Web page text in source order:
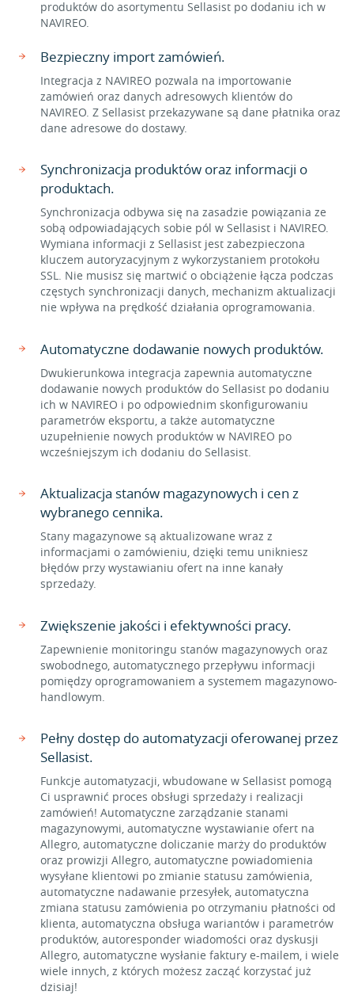
produktów do asortymentu Sellasist po dodaniu ich w
NAVIREO.
Bezpieczny import zamówień.
Integracja z NAVIREO pozwala na importowanie
zamówień oraz danych adresowych klientów do
NAVIREO. Z Sellasist przekazywane są dane płatnika oraz
dane adresowe do dostawy.
Synchronizacja produktów oraz informacji o
produktach.
Synchronizacja odbywa się na zasadzie powiązania ze
sobą odpowiadających sobie pól w Sellasist i NAVIREO.
Wymiana informacji z Sellasist jest zabezpieczona
kluczem autoryzacyjnym z wykorzystaniem protokołu
SSL. Nie musisz się martwić o obciążenie łącza podczas
częstych synchronizacji danych, mechanizm aktualizacji
nie wpływa na prędkość działania oprogramowania.
Automatyczne dodawanie nowych produktów.
Dwukierunkowa integracja zapewnia automatyczne
dodawanie nowych produktów do Sellasist po dodaniu
ich w NAVIREO i po odpowiednim skonfigurowaniu
parametrów eksportu, a także automatyczne
uzupełnienie nowych produktów w NAVIREO po
wcześniejszym ich dodaniu do Sellasist.
Aktualizacja stanów magazynowych i cen z
wybranego cennika.
Stany magazynowe są aktualizowane wraz z
informacjami o zamówieniu, dzięki temu unikniesz
błędów przy wystawianiu ofert na inne kanały
sprzedaży.
Zwiększenie jakości i efektywności pracy.
Zapewnienie monitoringu stanów magazynowych oraz
swobodnego, automatycznego przepływu informacji
pomiędzy oprogramowaniem a systemem magazynowo-
handlowym.
Pełny dostęp do automatyzacji oferowanej przez
Sellasist.
Funkcje automatyzacji, wbudowane w Sellasist pomogą
Ci usprawnić proces obsługi sprzedaży i realizacji
zamówień! Automatyczne zarządzanie stanami
magazynowymi, automatyczne wystawianie ofert na
Allegro, automatyczne doliczanie marży do produktów
oraz prowizji Allegro, automatyczne powiadomienia
wysyłane klientowi po zmianie statusu zamówienia,
automatyczne nadawanie przesyłek, automatyczna
zmiana statusu zamówienia po otrzymaniu płatności od
klienta, automatyczna obsługa wariantów i parametrów
produktów, autoresponder wiadomości oraz dyskusji
Allegro, automatyczne wysłanie faktury e-mailem, i wiele
wiele innych, z których możesz zacząć korzystać już
dzisiaj!